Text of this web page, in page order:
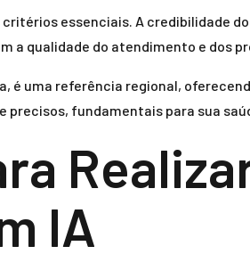
essenciais. A credibilidade
qualidade do atendimento e dos
é uma referência regional,
precisos, fundamentais para sua
IA